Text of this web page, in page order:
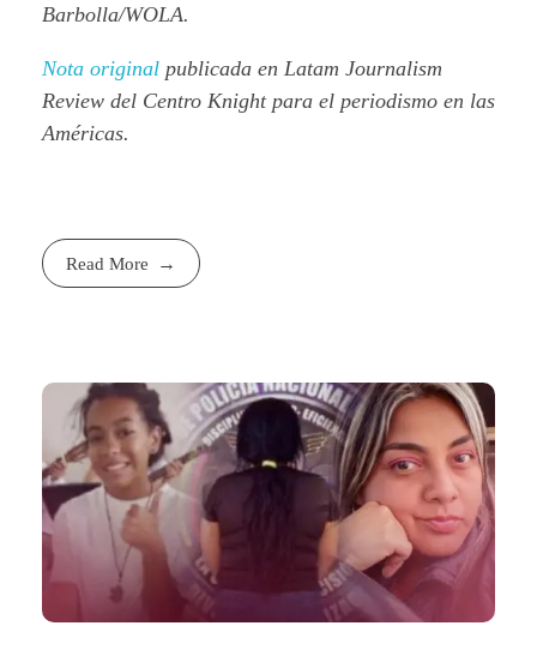
Barbolla/WOLA.
Nota original publicada en Latam Journalism
Review del Centro Knight para el periodismo en las
Américas.
Read More